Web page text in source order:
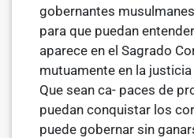
gobernantes
para que puedan
aparece en el Sagrado
mutuamente en la
Que sean ca- paces de
puedan conquistar los
puede gobernar sin